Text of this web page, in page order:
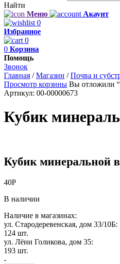
Найти
Меню
Акаунт
0
Избранное
0
0 Корзина
Помощь
Звонок
Главная /Магазин /Почва и
Просмотр корзины Вы отложили
Артикул: 00-00000673
Кубик
Кубик минеральной
40Р
В наличии
Наличие в магазинах:
ул. Стародеревенская, дом 33/10Б:
124 шт.
ул. Лёни Голикова, дом 35:
193 шт.
-